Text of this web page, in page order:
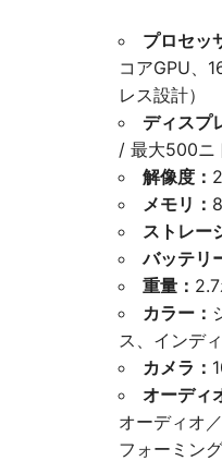
プロセッ
コアGPU、
レス設計）
ディスプ
/ 最大500ニ
解像度：
メモリ：
ストレー
バッテリ
重量：
カラー：
ス、インデ
カメラ：
オーディ
オーディオ
フォーミン